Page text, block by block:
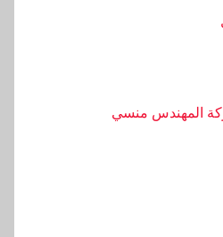
المهندس منسي